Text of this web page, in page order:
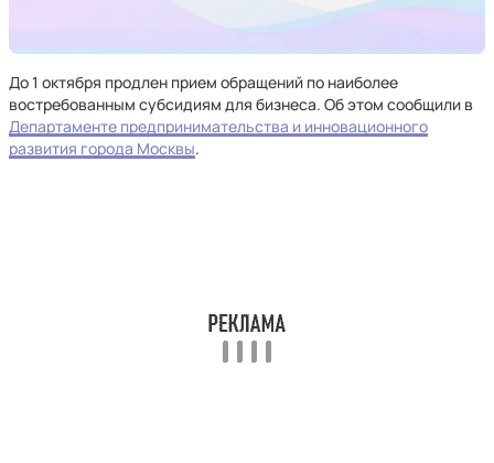
До 1 октября продлен прием обращений по наиболее
востребованным субсидиям для бизнеса. Об этом сообщили в
Департаменте предпринимательства и инновационного
развития города Москвы.